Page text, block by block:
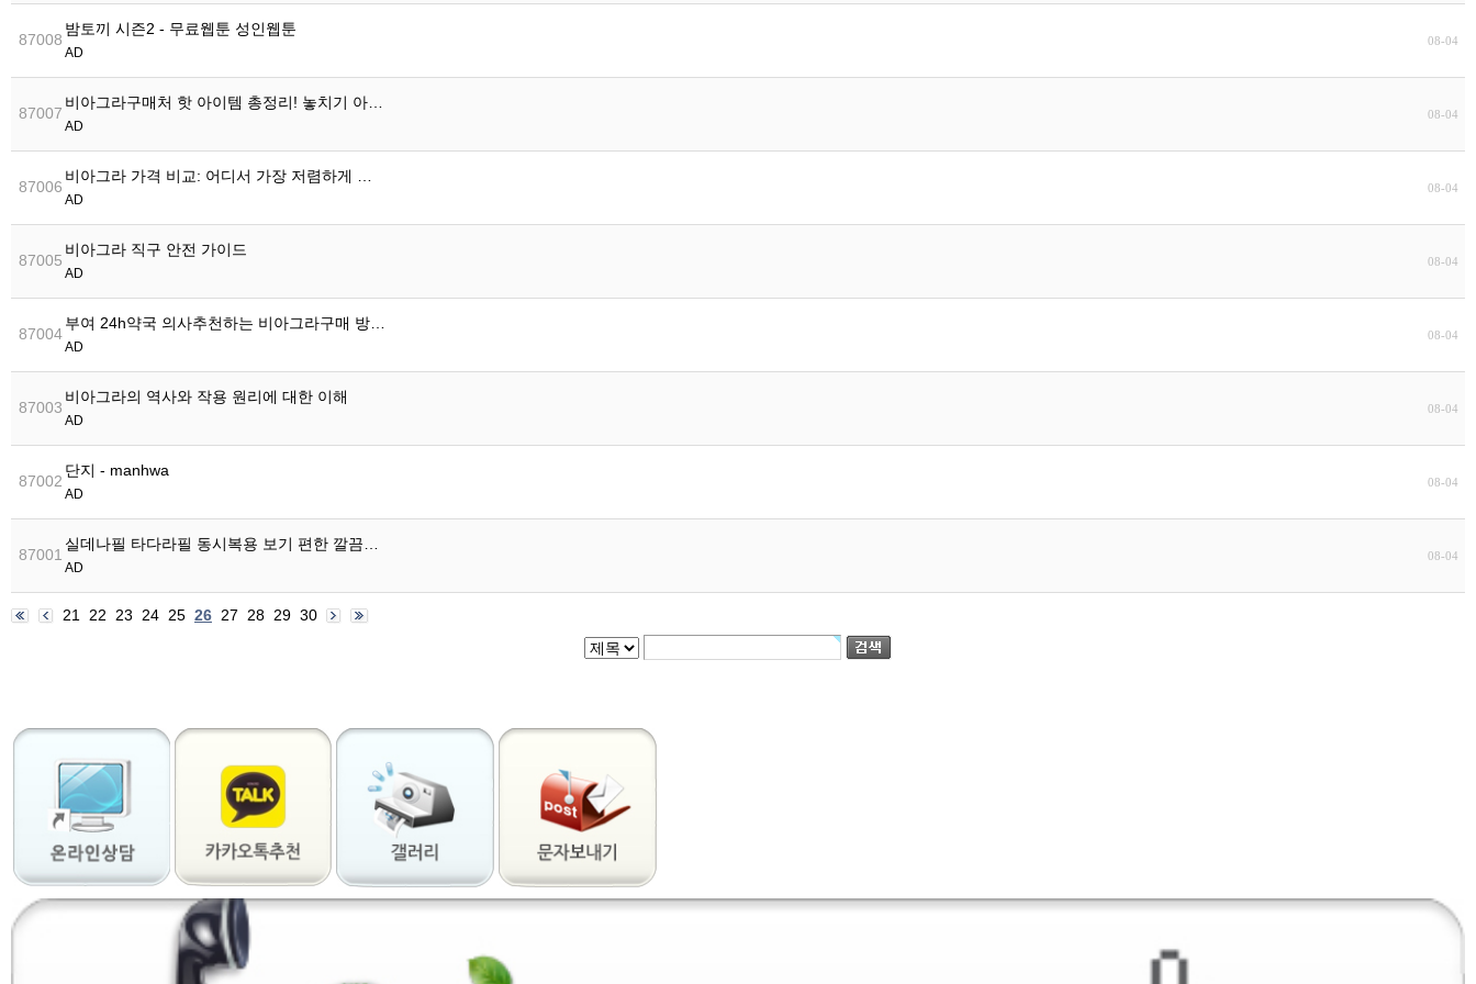
87008
밤토끼 시즌2 - 무료웹툰 성인웹툰
AD
08-04
87007
비아그라구매처 핫 아이템 총정리! 놓치기 아…
AD
08-04
87006
비아그라 가격 비교: 어디서 가장 저렴하게 …
AD
08-04
87005
비아그라 직구 안전 가이드
AD
08-04
87004
부여 24h약국 의사추천하는 비아그라구매 방…
AD
08-04
87003
비아그라의 역사와 작용 원리에 대한 이해
AD
08-04
87002
단지 - manhwa
AD
08-04
87001
실데나필 타다라필 동시복용 보기 편한 깔끔…
AD
08-04
21 22 23 24 25 26 27 28 29 30
마
마
장